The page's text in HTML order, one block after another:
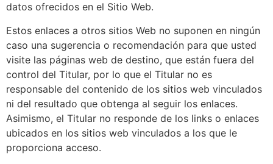
datos ofrecidos en el Sitio Web.
Estos enlaces a otros sitios Web no suponen en ningún
caso una sugerencia o recomendación para que usted
visite las páginas web de destino, que están fuera del
control del Titular, por lo que el Titular no es
responsable del contenido de los sitios web vinculados
ni del resultado que obtenga al seguir los enlaces.
Asimismo, el Titular no responde de los links o enlaces
ubicados en los sitios web vinculados a los que le
proporciona acceso.